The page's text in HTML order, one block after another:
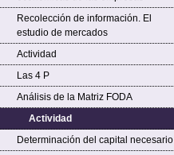
Recolección de información. El
estudio de mercados
Actividad
Las 4 P
Análisis de la Matriz FODA
Actividad
Determinación del capital necesario